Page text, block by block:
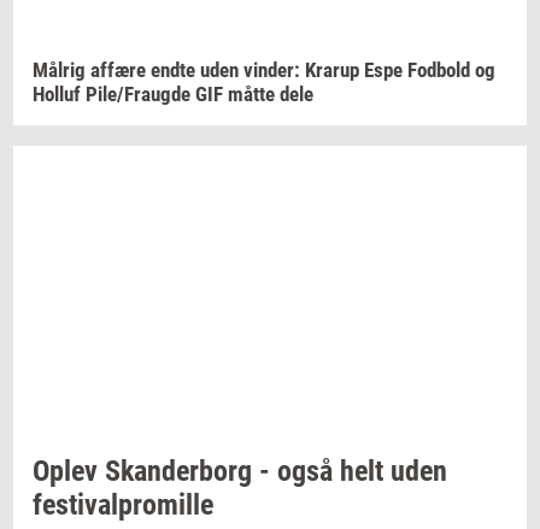
Må­l­rig af­fæ­re endte uden vin­der: Krarup Espe Fod­bold og
Hol­luf Pile/Fraug­de GIF måtte dele
Oplev Skan­der­borg - også helt uden
festi­val­pro­mil­le